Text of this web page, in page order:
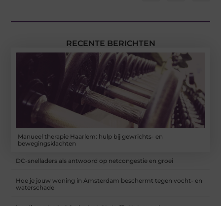
RECENTE BERICHTEN
Manueel therapie Haarlem: hulp bij gewrichts- en
bewegingsklachten
DC-snelladers als antwoord op netcongestie en groei
Hoe je jouw woning in Amsterdam beschermt tegen vocht- en
waterschade